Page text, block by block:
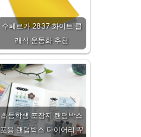
수페르가 2837 화이트 클
래식 운동화 추천
초등학생 포장지 랜덤박스
포용 랜덤박스 다이어리 꾸